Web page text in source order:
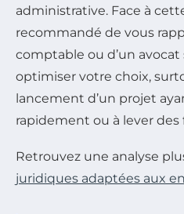
administrative. Face à
recommandé de vous
comptable ou d’un
optimiser votre choix,
lancement d’un projet
rapidement ou à lever des
Retrouvez une analyse
juridiques adaptées aux